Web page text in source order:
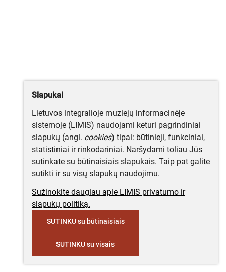
Slapukai
Lietuvos integralioje muziejų informacinėje
sistemoje (LIMIS) naudojami keturi pagrindiniai
slapukų (angl. cookies) tipai: būtinieji, funkciniai,
statistiniai ir rinkodariniai. Naršydami toliau Jūs
sutinkate su būtinaisiais slapukais. Taip pat galite
sutikti ir su visų slapukų naudojimu.
Sužinokite daugiau apie LIMIS privatumo ir
slapukų politiką.
SUTINKU su būtinaisiais
SUTINKU su visais